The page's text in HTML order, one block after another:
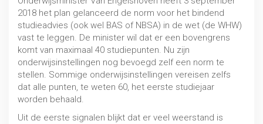
2018 het plan gelanceerd de norm voor het bindend
studieadvies (ook wel BAS of NBSA) in de wet (de WHW)
vast te leggen. De minister wil dat er een bovengrens
komt van maximaal 40 studiepunten. Nu zijn
onderwijsinstellingen nog bevoegd zelf een norm te
stellen. Sommige onderwijsinstellingen vereisen zelfs
dat alle punten, te weten 60, het eerste studiejaar
worden behaald.
Uit de eerste signalen blijkt dat er veel weerstand is